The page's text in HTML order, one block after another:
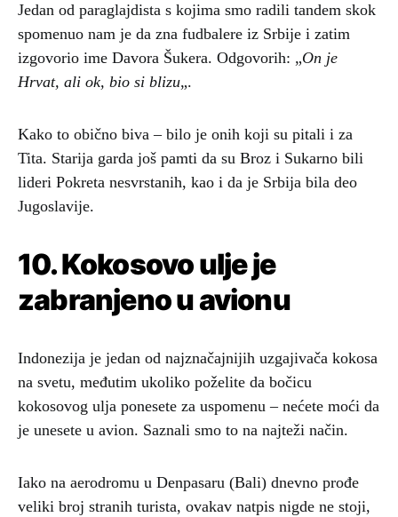
Jedan od paraglajdista s kojima smo radili tandem skok
spomenuo nam je da zna fudbalere iz Srbije i zatim
izgovorio ime Davora Šukera. Odgovorih: „On je
Hrvat, ali ok, bio si blizu„.
Kako to obično biva – bilo je onih koji su pitali i za
Tita. Starija garda još pamti da su Broz i Sukarno bili
lideri Pokreta nesvrstanih, kao i da je Srbija bila deo
Jugoslavije.
10. Kokosovo ulje je
zabranjeno u avionu
Indonezija je jedan od najznačajnijih uzgajivača kokosa
na svetu, međutim ukoliko poželite da bočicu
kokosovog ulja ponesete za uspomenu – nećete moći da
je unesete u avion. Saznali smo to na najteži način.
Iako na aerodromu u Denpasaru (Bali) dnevno prođe
veliki broj stranih turista, ovakav natpis nigde ne stoji,